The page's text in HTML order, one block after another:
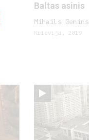
Baltas asinis
Mihails Genins
Krievija, 2019